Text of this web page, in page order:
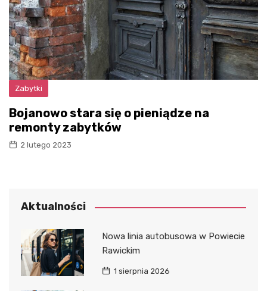
Zabytki
Bojanowo stara się o pieniądze na
remonty zabytków
2 lutego 2023
Aktualności
Nowa linia autobusowa w Powiecie
Rawickim
1 sierpnia 2026